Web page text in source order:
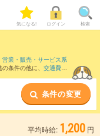
気になる! ログイン 検索
営業・販売・サービス系
条件の他に、 交通費別
条件の変更
平均時給: 1,200 円